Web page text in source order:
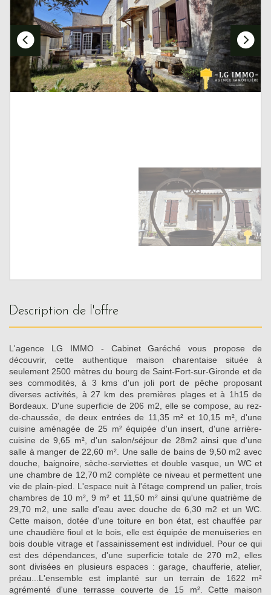
description de l'offre
L'agence LG IMMO - Cabinet Garéché vous propose de
découvrir, cette authentique maison charentaise située à
seulement 2500 mètres du bourg de Saint-Fort-sur-Gironde et de
ses commodités, à 3 kms d'un joli port de pêche proposant
diverses activités, à 27 km des premières plages et à 1h15 de
Bordeaux. D'une superficie de 206 m2, elle se compose, au rez-
de-chaussée, de deux entrées de 11,35 m² et 10,15 m², d'une
cuisine aménagée de 25 m² équipée d'un insert, d'une arrière-
cuisine de 9,65 m², d'un salon/séjour de 28m2 ainsi que d'une
salle à manger de 22,60 m². Une salle de bains de 9,50 m2 avec
douche, baignoire, sèche-serviettes et double vasque, un WC et
une chambre de 12,70 m2 complète ce niveau et permettent une
vie de plain-pied. L'espace nuit à l'étage comprend un palier, trois
chambres de 10 m², 9 m² et 11,50 m² ainsi qu'une quatrième de
29,70 m2, une salle d'eau avec douche de 6,30 m2 et un WC.
Cette maison, dotée d'une toiture en bon état, est chauffée par
une chaudière fioul et le bois, elle est équipée de menuiseries en
bois double vitrage et l'assainissement est individuel. Pour ce qui
est des dépendances, d'une superficie totale de 270 m2, elles
sont divisées en plusieurs espaces : garage, chaufferie, atelier,
préau...L'ensemble est implanté sur un terrain de 1622 m²
agrémenté d'une terrasse couverte de 15 m². Cette maison